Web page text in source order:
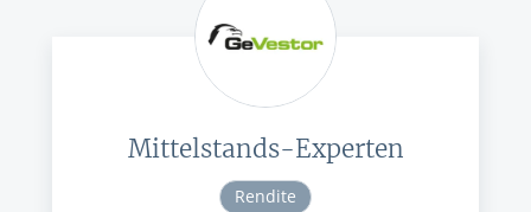
Mittelstands-Experten
Rendite